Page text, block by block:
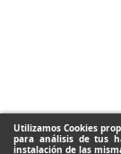
Utilizamos Cookies
para análisis de tus
instalación de las